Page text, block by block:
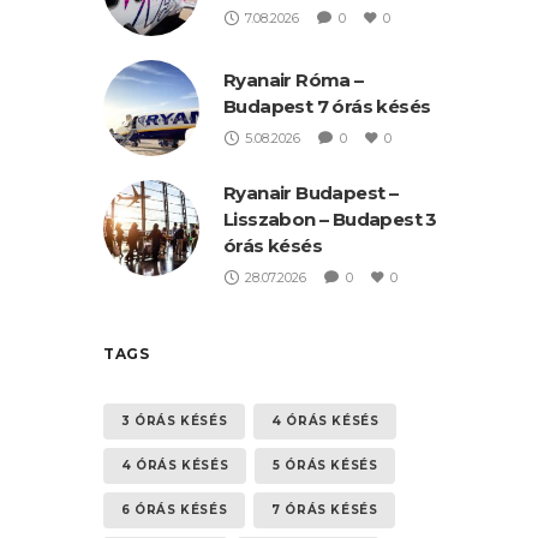
7.08.2026 0 0
Ryanair Róma –
Budapest 7 órás késés
5.08.2026 0 0
Ryanair Budapest –
Lisszabon – Budapest 3
órás késés
28.07.2026 0 0
TAGS
3 ÓRÁS KÉSÉS 4 ÓRÁS KÉSÉS
4 ÓRÁS KÉSÉS 5 ÓRÁS KÉSÉS
6 ÓRÁS KÉSÉS 7 ÓRÁS KÉSÉS